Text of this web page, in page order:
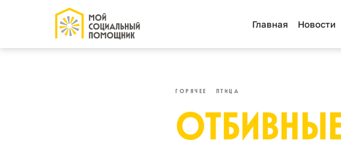
Главная Новости
ГОРЯЧЕЕ ПТИЦА